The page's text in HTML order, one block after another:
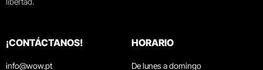
¡CONTÁCTANOS!
info@wow.pt
HORARIO
De lunes a domingo